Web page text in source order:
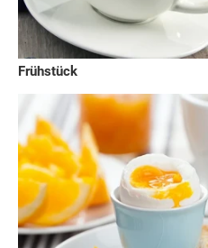
Frühstück